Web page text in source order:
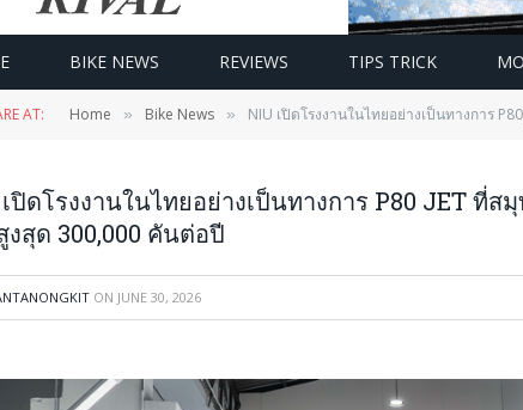
BIKE NEWS REVIEWS TIPS TRICK
AT: Home » Bike News » NIU เปิดโรงงานในไทยอย่างเป็นทางการ
ปิดโรงงานในไทยอย่างเป็นทางการ P80 JET ที่ส
งสุด 300,000 คันต่อปี
ON JUNE 30, 2026